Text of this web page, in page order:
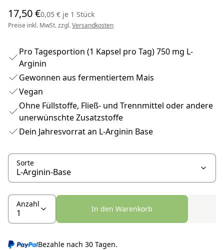
17,50 €0,05 € je 1 Stück
Preise inkl. MwSt. zzgl.Versandkosten
Pro Tagesportion (1 Kapsel pro Tag) 750 mg L-
Arginin
Gewonnen aus fermentiertem Mais
Vegan
Ohne Füllstoffe, Fließ- und Trennmittel oder andere
unerwünschte Zusatzstoffe
Dein Jahresvorrat an L-Arginin Base
Sorte
Anzahl
In den Warenkorb
Bezahle nach 30 Tagen.